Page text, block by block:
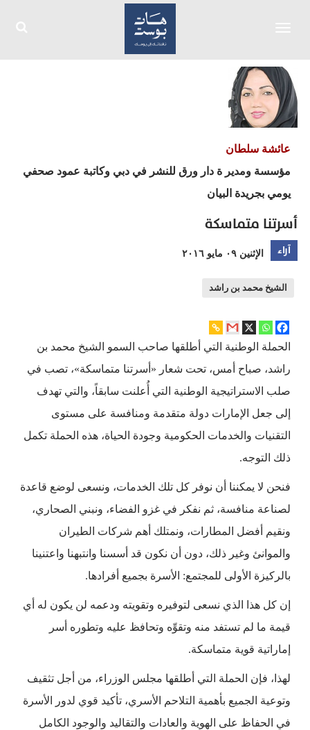
عائشة سلطان
مؤسسة ومدير ة دار ورق للنشر في دبي وكاتبة عمود صحفي
يومي بجريدة البيان
أسرتنا متماسكة
آراء الإثنين ٠٩ مايو ٢٠١٦
الشيخ محمد بن راشد
الحملة الوطنية التي أطلقها صاحب السمو الشيخ محمد بن
راشد، صباح أمس، تحت شعار «أسرتنا متماسكة»، تصب في
صلب الاستراتيجية الوطنية التي أُعلنت سابقاً، والتي تهدف
إلى جعل الإمارات دولة متقدمة ومنافسة على مستوى
التقنيات والخدمات الحكومية وجودة الحياة، هذه الحملة تكمل
ذلك التوجه.
فنحن لا يمكننا أن نوفر كل تلك الخدمات، ونسعى لوضع قاعدة
لصناعة منافسة، ثم نفكر في غزو الفضاء، ونبني الصحاري،
ونقيم أفضل المطارات، ونمتلك أهم شركات الطيران
والموانئ وغير ذلك، دون أن نكون قد أسسنا وانتبهنا واعتنينا
بالركيزة الأولى للمجتمع: الأسرة بجميع أفرادها.
إن كل هذا الذي نسعى لتوفيره وتقويته ودعمه لن يكون له أي
قيمة ما لم تستفد منه وتقوِّه وتحافظ عليه وتطوره أسر
إماراتية قوية متماسكة.
لهذا، فإن الحملة التي أطلقها مجلس الوزراء، من أجل تثقيف
وتوعية الجميع بأهمية التلاحم الأسري، تأكيد قوي لدور الأسرة
في الحفاظ على الهوية والعادات والتقاليد والوجود الكامل